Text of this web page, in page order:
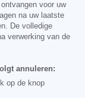
voor uw
na uw laatste
De volledige
verwerking van de
annuleren:
op de knop